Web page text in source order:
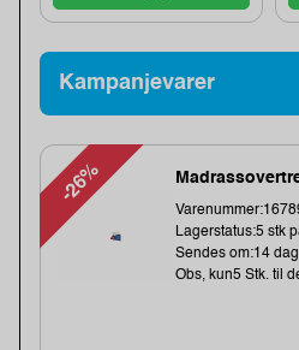
Kampanjevarer
-26%
Lagerstatus:5 stk
Sendes om:14
Obs, kun5 Stk. til